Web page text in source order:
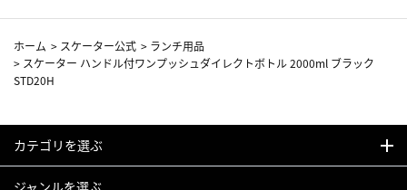
ホーム > スケーター公式 > ランチ用品
> スケーター ハンドル付ワンプッシュダイレクトボトル 2000ml ブラック
STD20H
カテゴリを選ぶ